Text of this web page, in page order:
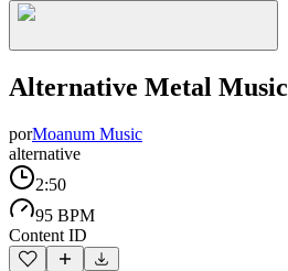
Alternative Metal Music
porMoanum Music
alternative
2:50
95 BPM
Content ID